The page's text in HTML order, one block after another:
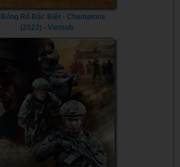
Rổ Đặc Biệt - Champions
(2023) - Vietsub